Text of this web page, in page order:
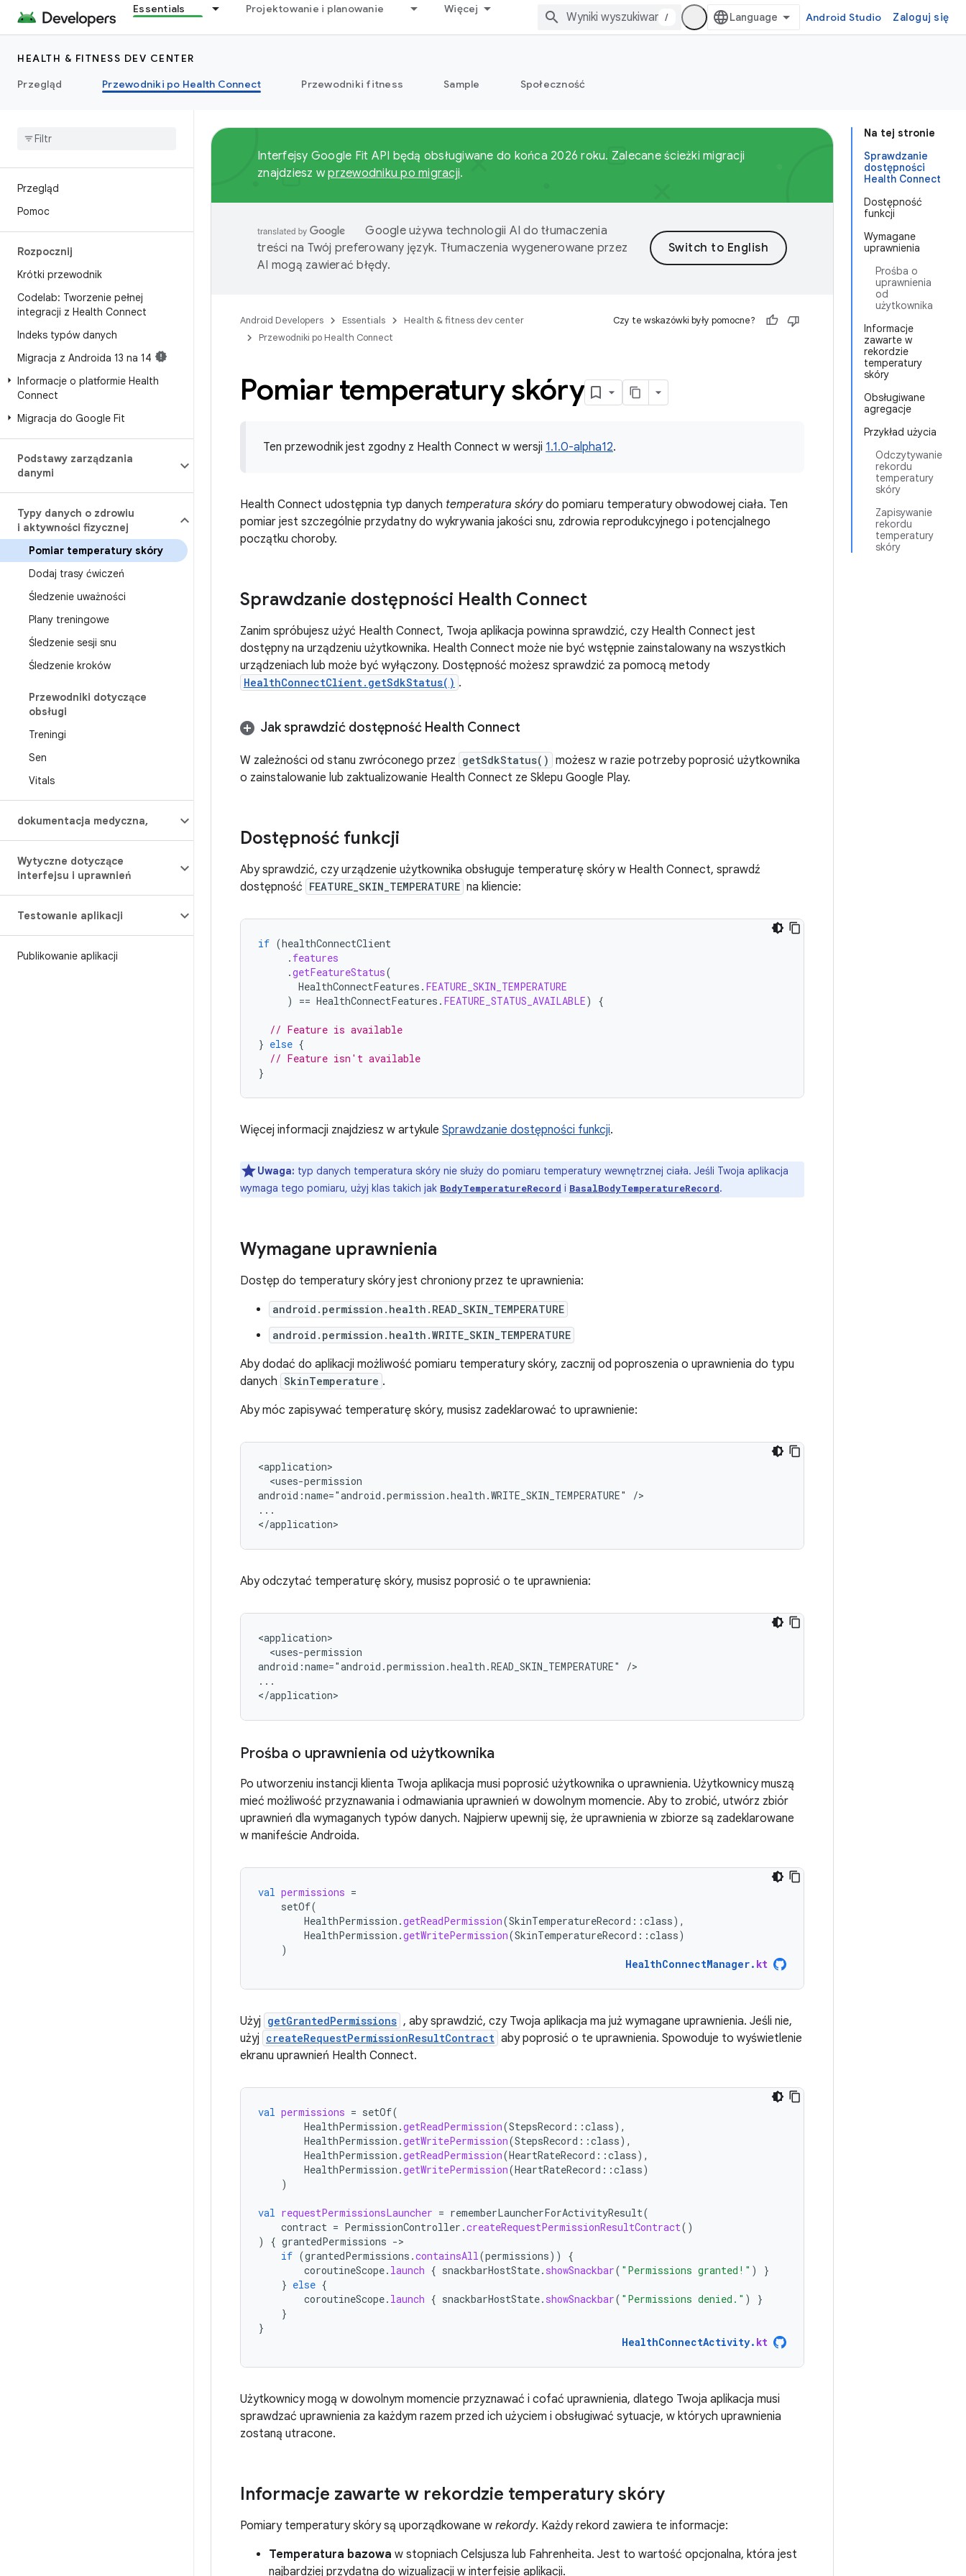
Essentials Projektowanie i planowanie Więcej
/ Android Studio Zaloguj się
HEALTH & FITNESS DEV CENTER
Przegląd
Przewodniki po Health Connect Przewodniki fitness Sample Społeczność
Przegląd
Pomoc
Rozpocznij
Krótki przewodnik
Codelab: Tworzenie pełnej
integracji z Health Connect
Indeks typów danych
Migracja z Androida 13 na 14
Informacje o platformie Health
Connect
Migracja do Google Fit
Podstawy zarządzania
danymi
Typy danych o zdrowiu
i aktywności fizycznej
Pomiar temperatury skóry
Dodaj trasy ćwiczeń
Śledzenie uważności
Plany treningowe
Śledzenie sesji snu
Śledzenie kroków
Przewodniki dotyczące
obsługi
Treningi
Sen
Vitals
dokumentacja medyczna,
Wytyczne dotyczące
interfejsu i uprawnień
Testowanie aplikacji
Publikowanie aplikacji
Na tej stronie
Sprawdzanie
dostępności
Health Connect
Dostępność
funkcji
Wymagane
uprawnienia
Prośba o
uprawnienia
od
użytkownika
Informacje
zawarte w
rekordzie
temperatury
skóry
Obsługiwane
agregacje
Przykład użycia
Odczytywanie
rekordu
temperatury
skóry
Zapisywanie
rekordu
temperatury
skóry
Interfejsy Google Fit API będą obsługiwane do końca 2026 roku. Zalecane ścieżki migracji
znajdziesz wprzewodniku po migracji.
Google używa technologii AI do tłumaczenia
treści na Twój preferowany język. Tłumaczenia wygenerowane przez
AI mogą zawierać błędy.
Android Developers Essentials
Health & fitness dev center
Przewodniki po Health Connect
Czy te wskazówki były pomocne?
Pomiar temperatury skóry
Ten przewodnik jest zgodny z Health Connect w wersji 1.1.0-alpha12.
Health Connect udostępnia typ danych temperatura skórydo pomiaru temperatury obwodowej ciała. Ten
pomiar jest szczególnie przydatny do wykrywania jakości snu, zdrowia reprodukcyjnego i potencjalnego
początku choroby.
Sprawdzanie dostępności Health Connect
Zanim spróbujesz użyć Health Connect, Twoja aplikacja powinna sprawdzić, czy Health Connect jest
dostępny na urządzeniu użytkownika. Health Connect może nie być wstępnie zainstalowany na wszystkich
urządzeniach lub może być wyłączony. Dostępność możesz sprawdzić za pomocą metody
HealthConnectClient.getSdkStatus() .
Jak sprawdzić dostępność Health Connect
W zależności od stanu zwróconego przez getSdkStatus() możesz w razie potrzeby poprosić użytkownika
o zainstalowanie lub zaktualizowanie Health Connect ze Sklepu Google Play.
Dostępność funkcji
Aby sprawdzić, czy urządzenie użytkownika obsługuje temperaturę skóry w Health Connect, sprawdź
dostępność FEATURE_SKIN_TEMPERATURE na kliencie:
if (healthConnectClient
. features
.getFeatureStatus(
HealthConnectFeatures . FEATURE_SKIN_TEMPERATURE
)
== HealthConnectFeatures . FEATURE_STATUS_AVAILABLE) {
// Feature is available
} else {
// Feature isn't available
}
Więcej informacji znajdziesz w artykule Sprawdzanie dostępności funkcji.
Uwaga: typ danych temperatura skóry nie służy do pomiaru temperatury wewnętrznej ciała. Jeśli Twoja aplikacja
wymaga tego pomiaru, użyj klas takich jak BodyTemperatureRecord i BasalBodyTemperatureRecord.
Wymagane uprawnienia
Dostęp do temperatury skóry jest chroniony przez te uprawnienia:
android.permission.health.READ_SKIN_TEMPERATURE
android.permission.health.WRITE_SKIN_TEMPERATURE
Aby dodać do aplikacji możliwość pomiaru temperatury skóry, zacznij od poproszenia o uprawnienia do typu
danych SkinTemperature .
Aby móc zapisywać temperaturę skóry, musisz zadeklarować to uprawnienie:
<uses-permission
android:name="android.permission.health.WRITE_SKIN_TEMPERATURE"
/>
...
Aby odczytać temperaturę skóry, musisz poprosić o te uprawnienia:
<uses-permission
android:name="android.permission.health.READ_SKIN_TEMPERATURE"
/>
...
Prośba o uprawnienia od użytkownika
Po utworzeniu instancji klienta Twoja aplikacja musi poprosić użytkownika o uprawnienia. Użytkownicy muszą
mieć możliwość przyznawania i odmawiania uprawnień w dowolnym momencie. Aby to zrobić, utwórz zbiór
uprawnień dla wymaganych typów danych. Najpierw upewnij się, że uprawnienia w zbiorze są zadeklarowane
w manifeście Androida.
val permissions =
setOf(
HealthPermission .getReadPermission(SkinTemperatureRecord ::class),
HealthPermission .getWritePermission(SkinTemperatureRecord ::class)
)
HealthConnectManager. kt
Użyj getGrantedPermissions , aby sprawdzić, czy Twoja aplikacja ma już wymagane uprawnienia. Jeśli nie,
użyj createRequestPermissionResultContract aby poprosić o te uprawnienia. Spowoduje to wyświetlenie
ekranu uprawnień Health Connect.
val permissions = setOf(
HealthPermission .getReadPermission(StepsRecord ::class),
HealthPermission .getWritePermission(StepsRecord ::class),
HealthPermission .getReadPermission(HeartRateRecord ::class),
HealthPermission .getWritePermission(HeartRateRecord ::class)
)
val requestPermissionsLauncher = rememberLauncherForActivityResult(
contract = PermissionController .createRequestPermissionResultContract()
)
{ grantedPermissions -
if (grantedPermissions .containsAll(permissions))
{
coroutineScope. launch { snackbarHostState. showSnackbar( "Permissions granted!" )
}
} else {
coroutineScope. launch { snackbarHostState. showSnackbar( "Permissions denied." )
}
}
}
HealthConnectActivity. kt
Użytkownicy mogą w dowolnym momencie przyznawać i cofać uprawnienia, dlatego Twoja aplikacja musi
sprawdzać uprawnienia za każdym razem przed ich użyciem i obsługiwać sytuacje, w których uprawnienia
zostaną utracone.
Informacje zawarte w rekordzie temperatury skóry
Pomiary temperatury skóry są uporządkowane w rekordy. Każdy rekord zawiera te informacje:
Temperatura bazowa w stopniach Celsjusza lub Fahrenheita. Jest to wartość opcjonalna, która jest
najbardziej przydatna do wizualizacji w interfejsie aplikacji.